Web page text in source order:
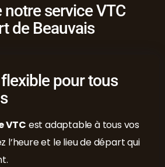
service VTC
de Beauvais
pour tous
VTC est adaptable à tous vos
l’heure et le lieu de départ qui